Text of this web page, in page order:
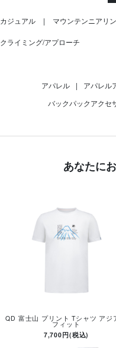
カジュアル マウンテンニアリ
クライミング/アプローチ
アパレル | アパレル
バックパックアクセ
あなたに
QD 富士山 プリント Tシャツ アジ
フィット
7,700円(税込)